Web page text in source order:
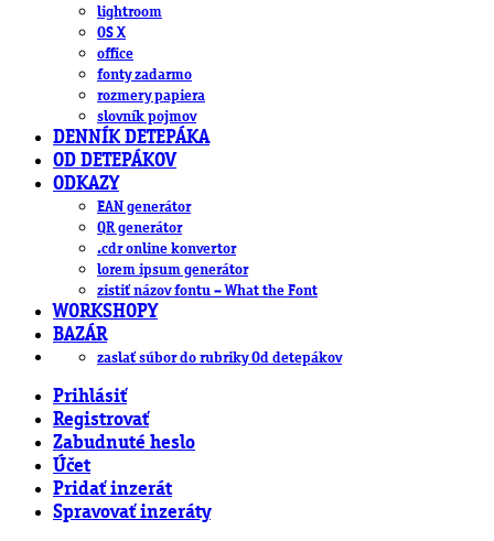
lightroom
OS X
office
fonty zadarmo
rozmery papiera
slovník pojmov
DENNÍK DETEPÁKA
OD DETEPÁKOV
ODKAZY
EAN generátor
QR generátor
.cdr online konvertor
lorem ipsum generátor
zistiť názov fontu – What the Font
WORKSHOPY
BAZÁR
zaslať súbor do rubriky Od detepákov
Prihlásiť
Registrovať
Zabudnuté heslo
Účet
Pridať inzerát
Spravovať inzeráty